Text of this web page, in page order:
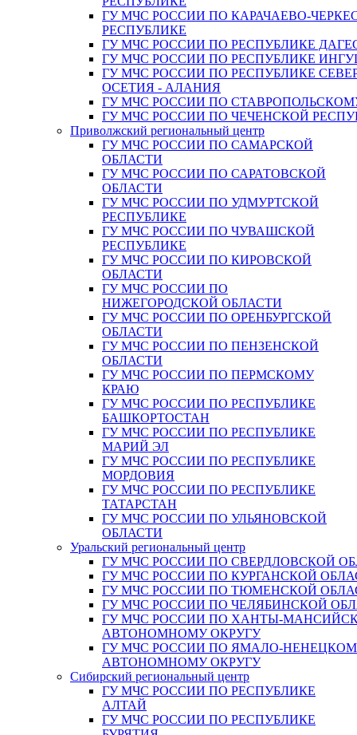
ГУ МЧС РОССИИ ПО КАРАЧАЕВО-
РЕСПУБЛИКЕ
ГУ МЧС РОССИИ ПО РЕСПУБЛИКЕ
ГУ МЧС РОССИИ ПО РЕСПУБЛИКЕ
ГУ МЧС РОССИИ ПО РЕСПУБЛИКЕ
ОСЕТИЯ - АЛАНИЯ
ГУ МЧС РОССИИ ПО
ГУ МЧС РОССИИ ПО ЧЕЧЕНСКОЙ
Приволжский региональный центр
ГУ МЧС РОССИИ ПО САМАРСКОЙ
ОБЛАСТИ
ГУ МЧС РОССИИ ПО САРАТОВСКОЙ
ОБЛАСТИ
ГУ МЧС РОССИИ ПО УДМУРТСКОЙ
РЕСПУБЛИКЕ
ГУ МЧС РОССИИ ПО ЧУВАШСКОЙ
РЕСПУБЛИКЕ
ГУ МЧС РОССИИ ПО КИРОВСКОЙ
ОБЛАСТИ
ГУ МЧС РОССИИ ПО
НИЖЕГОРОДСКОЙ ОБЛАСТИ
ГУ МЧС РОССИИ ПО ОРЕНБУРГСКОЙ
ОБЛАСТИ
ГУ МЧС РОССИИ ПО ПЕНЗЕНСКОЙ
ОБЛАСТИ
ГУ МЧС РОССИИ ПО ПЕРМСКОМУ
КРАЮ
ГУ МЧС РОССИИ ПО РЕСПУБЛИКЕ
БАШКОРТОСТАН
ГУ МЧС РОССИИ ПО РЕСПУБЛИКЕ
МАРИЙ ЭЛ
ГУ МЧС РОССИИ ПО РЕСПУБЛИКЕ
МОРДОВИЯ
ГУ МЧС РОССИИ ПО РЕСПУБЛИКЕ
ТАТАРСТАН
ГУ МЧС РОССИИ ПО УЛЬЯНОВСКОЙ
ОБЛАСТИ
Уральский региональный центр
ГУ МЧС РОССИИ ПО СВЕРДЛОВСКОЙ
ГУ МЧС РОССИИ ПО КУРГАНСКОЙ
ГУ МЧС РОССИИ ПО ТЮМЕНСКОЙ
ГУ МЧС РОССИИ ПО ЧЕЛЯБИНСКОЙ
ГУ МЧС РОССИИ ПО ХАНТЫ-
АВТОНОМНОМУ ОКРУГУ
ГУ МЧС РОССИИ ПО ЯМАЛО-
АВТОНОМНОМУ ОКРУГУ
Сибирский региональный центр
ГУ МЧС РОССИИ ПО РЕСПУБЛИКЕ
АЛТАЙ
ГУ МЧС РОССИИ ПО РЕСПУБЛИКЕ